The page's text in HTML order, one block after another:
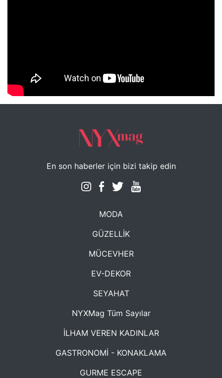
NYXmag 2. Yaş Kutlama Etkinliği
En son haberler için bizi takip edin
MODA
GÜZELLİK
MÜCEVHER
EV-DEKOR
SEYAHAT
NYXMag Tüm Sayılar
İLHAM VEREN KADINLAR
GASTRONOMİ - KONAKLAMA
GURME ESCAPE